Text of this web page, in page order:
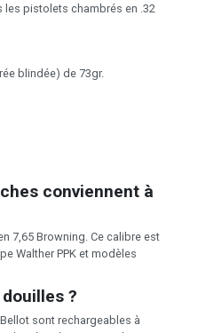
les pistolets chambrés en .32
blindée) de 73gr.
conviennent à
7,65 Browning. Ce calibre est
Walther PPK et modèles
?
sont rechargeables à